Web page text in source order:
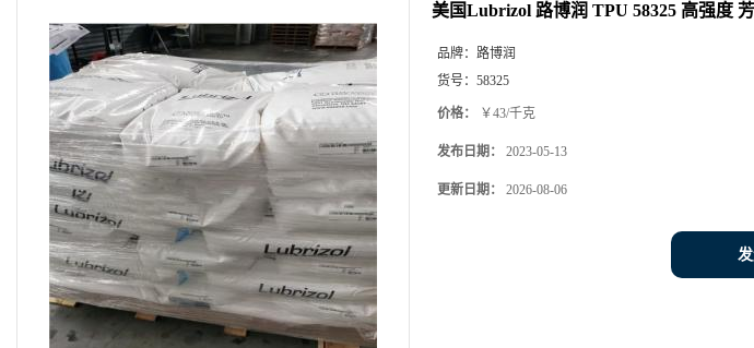
美国Lubrizol 路博润 TPU 58325 高强度
品牌： 路博润
货号： 58325
价格： ￥43/千克
发布日期： 2023-05-13
更新日期： 2026-08-06